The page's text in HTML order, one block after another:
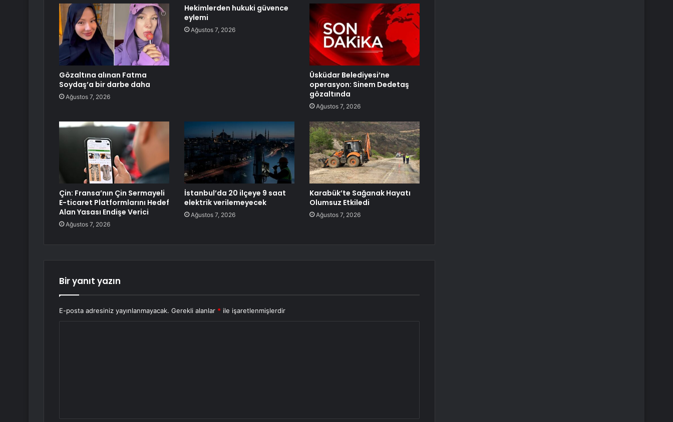
Gözaltına alınan Fatma
Soydaş’a bir darbe daha
Ağustos 7, 2026
Hekimlerden hukuki güvence
eylemi
Ağustos 7, 2026
Üsküdar Belediyesi’ne
operasyon: Sinem Dedetaş
gözaltında
Ağustos 7, 2026
Çin: Fransa’nın Çin Sermayeli
E-ticaret Platformlarını Hedef
Alan Yasası Endişe Verici
Ağustos 7, 2026
İstanbul’da 20 ilçeye 9 saat
elektrik verilemeyecek
Ağustos 7, 2026
Karabük’te Sağanak Hayatı
Olumsuz Etkiledi
Ağustos 7, 2026
Bir yanıt yazın
E-posta adresiniz yayınlanmayacak. Gerekli alanlar * ile işaretlenmişlerdir